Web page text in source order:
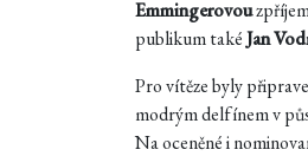
Emmingerovou
publikum takéJan
Pro vítěze byly
modrým delfínem v
Na oceněné i